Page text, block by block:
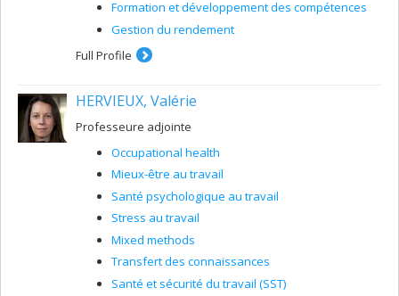
Formation et développement des compétences
Gestion du rendement
Full Profile
HERVIEUX, Valérie
Professeure adjointe
Occupational health
Mieux-être au travail
Santé psychologique au travail
Stress au travail
Mixed methods
Transfert des connaissances
Santé et sécurité du travail (SST)